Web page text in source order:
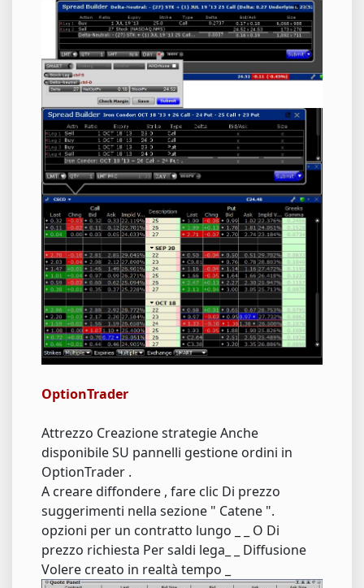
OptionTrader
Attrezzo Creazione strategie Anche
disponibile SU pannelli gestione ordini in
OptionTrader .
A creare diffondere , fare clic Di prezzo
suggerimenti nella sezione " Catene ".
opzioni per un contratto lungo _ _ O Di
prezzo richiesta Per saldi lega_ _ Diffusione
Volere creato in realtà tempo _